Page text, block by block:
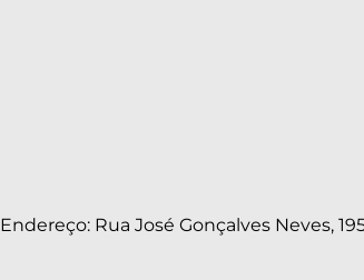
Endereço: Rua José Gonçalves Neves,